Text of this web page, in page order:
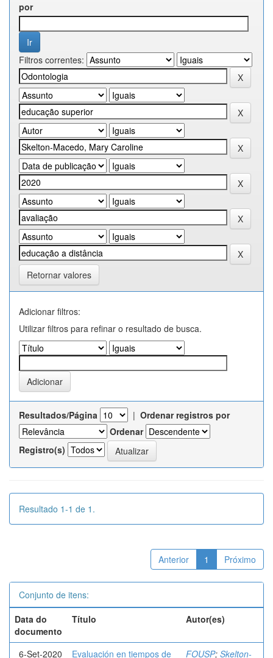
por
Filtros correntes:
Retornar valores
Adicionar filtros:
Utilizar filtros para refinar o resultado de busca.
Resultados/Página | Ordenar registros por
Ordenar
Registro(s)
Resultado 1-1 de 1.
Anterior 1 Próximo
Conjunto de itens:
Data do
documento
Título Autor(es)
6-Set-2020 Evaluación en tiempos de FOUSP; Skelton-